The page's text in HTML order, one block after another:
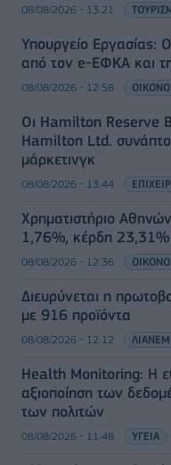
08/08/2026 - 13:21
Υπουργείο Εργασίας:
από τον e-ΕΦΚΑ και
08/08/2026 - 12:58
Οι Hamilton Reserve
Hamilton Ltd.
μάρκετινγκ
08/08/2026 - 13:44
Χρηματιστήριο
1,76%, κέρδη 23,31%
08/08/2026 - 12:36
Διευρύνεται η
με 916 προϊόντα
08/08/2026 - 12:12
Health Monitoring: Η
αξιοποίηση των
των πολιτών
08/08/2026 - 11:48 ΥΓΕΙΑ